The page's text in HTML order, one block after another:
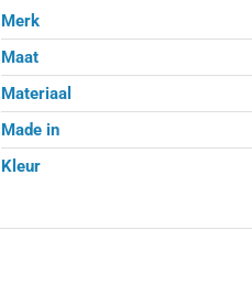
Merk
Maat
Materiaal
Made in
Kleur